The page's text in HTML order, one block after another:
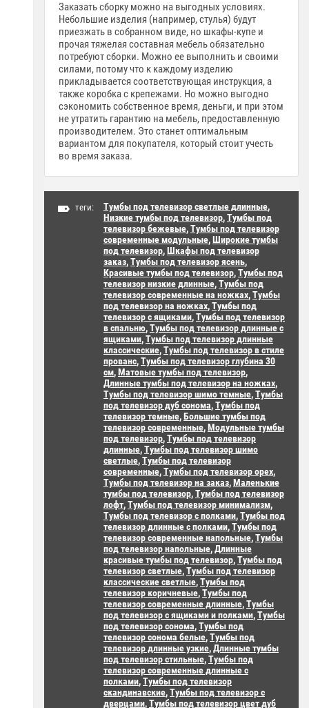
Заказать сборку можно на выгодных условиях.
Небольшие изделия (например, стулья) будут
приезжать в собранном виде, но шкафы-купе и
прочая тяжелая составная мебель обязательно
потребуют сборки. Можно ее выполнить и своими
силами, потому что к каждому изделию
прикладывается соответствующая инструкция, а
также коробка с крепежами. Но можно выгодно
сэкономить собственное время, деньги, и при этом
не утратить гарантию на мебель, предоставленную
производителем. Это станет оптимальным
вариантом для покупателя, который стоит учесть
во время заказа.
теги: Тумбы под телевизор светлые длинные,
Низкие тумбы под телевизор,Тумбы под
телевизор бежевые,Тумбы под телевизор
современные модульные,Широкие тумбы
под телевизор,Шкафы под телевизор
заказ,Тумбы под телевизор ясень,
Красивые тумбы под телевизор,Тумбы под
телевизор низкие длинные,Тумбы под
телевизор современные на ножках,Тумбы
под телевизор на ножках,Тумбы под
телевизор с ящиками,Тумбы под телевизор
в спальню,Тумбы под телевизор длинные с
ящиками,Тумбы под телевизор длинные
классические,Тумбы под телевизор в стиле
прованс,Тумбы под телевизор глубина 30
см,Матовые тумбы под телевизор,
Длинные тумбы под телевизор на ножках,
Тумбы под телевизор шимо темные,Тумбы
под телевизор дуб сонома,Тумбы под
телевизор темные,Большие тумбы под
телевизор современные,Модульные тумбы
под телевизор,Тумбы под телевизор
длинные,Тумбы под телевизор шимо
светлые,Тумбы под телевизор
современные,Тумбы под телевизор орех,
Тумбы под телевизор на заказ,Маленькие
тумбы под телевизор,Тумбы под телевизор
лофт,Тумбы под телевизор минимализм,
Тумбы под телевизор с полками,Тумбы под
телевизор длинные с полками,Тумбы под
телевизор современные напольные,Тумбы
под телевизор напольные,Длинные
красивые тумбы под телевизор,Тумбы под
телевизор светлые,Тумбы под телевизор
классические светлые,Тумбы под
телевизор коричневые,Тумбы под
телевизор современные длинные,Тумбы
под телевизор с ящиками и полками,Тумбы
под телевизор сонома,Тумбы под
телевизор сонома белые,Тумбы под
телевизор длинные узкие,Длинные тумбы
под телевизор стильные,Тумбы под
телевизор современные длинные с
полками,Тумбы под телевизор
скандинавские,Тумбы под телевизор с
дверцами,Тумбы под телевизор цвет дуб